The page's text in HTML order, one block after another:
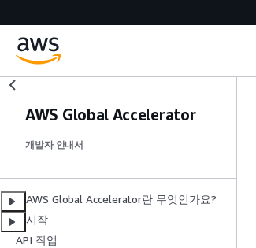
AWS Global Accelerator
개발자 안내서
AWS Global Accelerator란 무엇인가요?
시작
API 작업